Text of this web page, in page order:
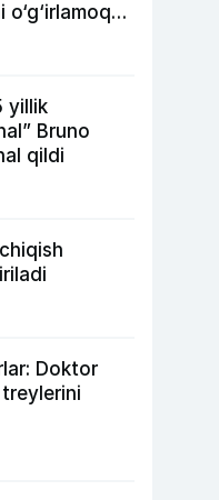
yillik
Bruno
qildi
Doktor